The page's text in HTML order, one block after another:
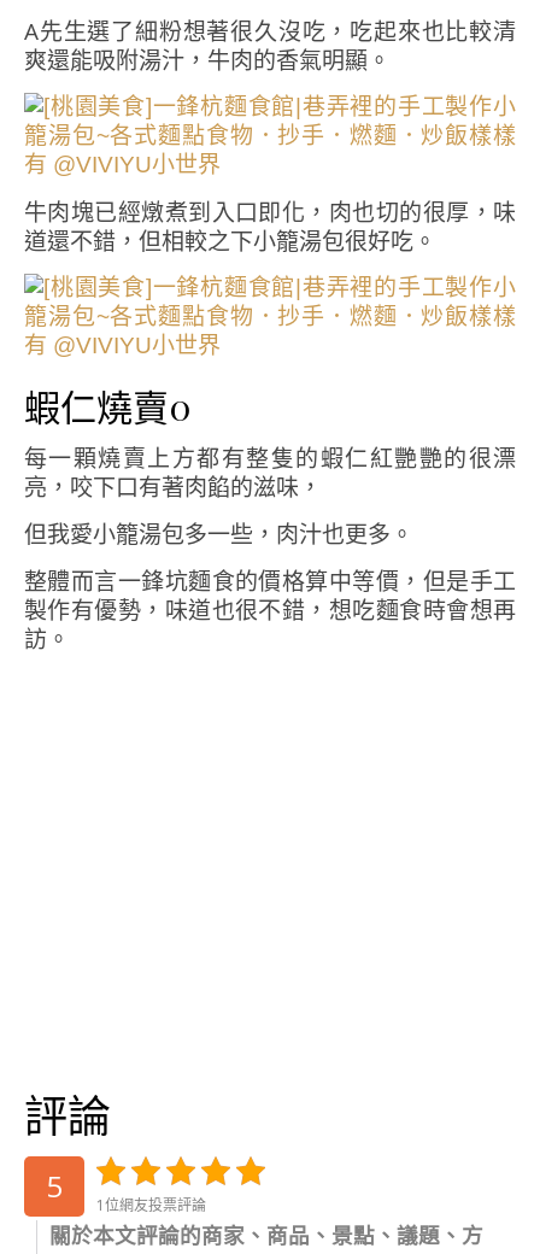
A先生選了細粉想著很久沒吃，吃起來也比較清
爽還能吸附湯汁，牛肉的香氣明顯。
牛肉塊已經燉煮到入口即化，肉也切的很厚，味
道還不錯，但相較之下小籠湯包很好吃。
蝦仁燒賣0
每一顆燒賣上方都有整隻的蝦仁紅艷艷的很漂
亮，咬下口有著肉餡的滋味，
但我愛小籠湯包多一些，肉汁也更多。
整體而言一鋒坑麵食的價格算中等價，但是手工
製作有優勢，味道也很不錯，想吃麵食時會想再
訪。
評論
5 1位網友投票評論
關於本文評論的商家、商品、景點、議題、方